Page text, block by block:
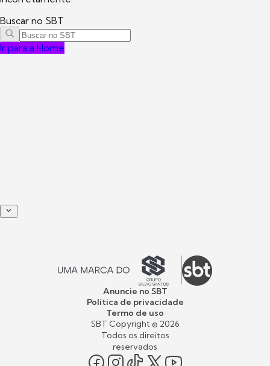
Buscar no SBT
Ir para a Home
Anuncie no SBT
Política de privacidade
Termo de uso
SBT Copyright © 2026
Todos os direitos
reservados